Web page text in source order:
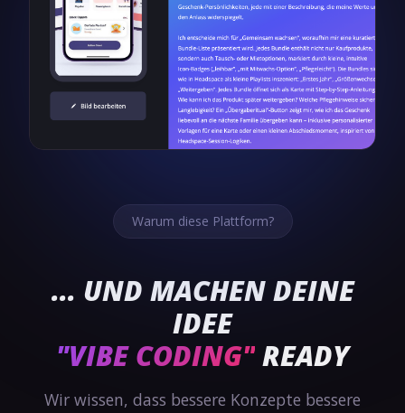
Warum diese Plattform?
... UND MACHEN DEINE
IDEE
"VIBE CODING"READY
Wir wissen, dass bessere Konzepte bessere